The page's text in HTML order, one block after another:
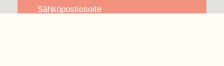
Sähköpostiosoite